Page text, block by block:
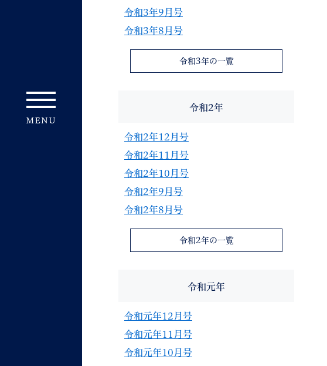
令和3年9月号
令和3年8月号
令和3年の一覧
令和2年
令和2年12月号
令和2年11月号
令和2年10月号
令和2年9月号
令和2年8月号
令和2年の一覧
令和元年
令和元年12月号
令和元年11月号
令和元年10月号